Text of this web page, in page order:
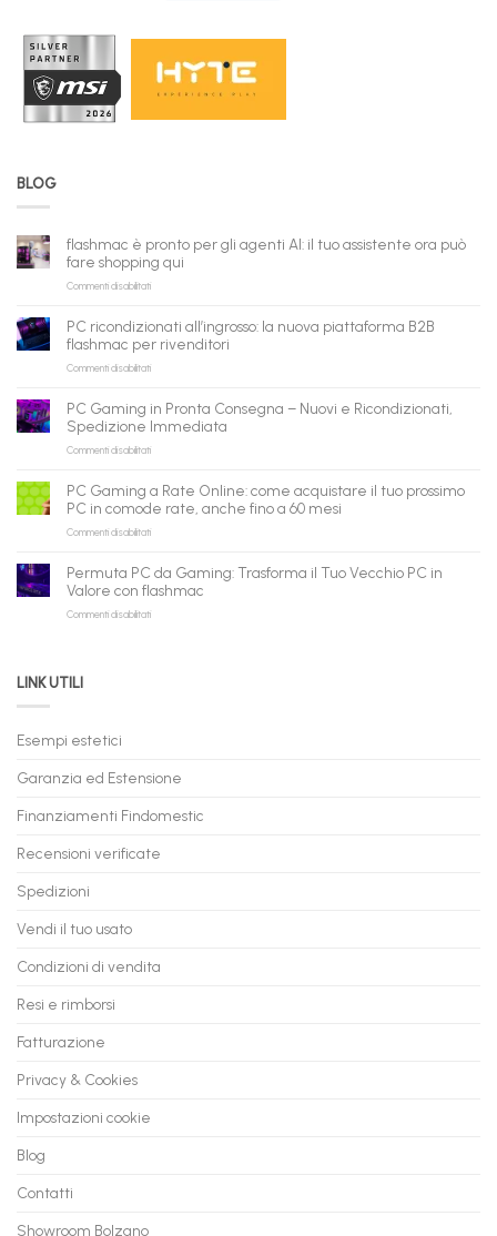
BLOG
flashmac è pronto per gli agenti AI: il tuo assistente ora può
fare shopping qui
Commenti disabilitatisu
pronto
per
gli
il
tuo
assistente
può
fare
shopping
qui
PC ricondizionati all’ingrosso: la nuova piattaforma B2B
flashmac per rivenditori
Commenti disabilitatisu
all’ingrosso:
la
nuova
B2B
flashmac
per
rivenditori
PC Gaming in Pronta Consegna – Nuovi e Ricondizionati,
Spedizione Immediata
Commenti disabilitatisu
in
Pronta
Consegna
Nuovi
Ricondizionati,
Spedizione
PC Gaming a Rate Online: come acquistare il tuo prossimo
PC in comode rate, anche fino a 60 mesi
Commenti disabilitatisu
a
Rate
Online:
anche
a
Permuta PC da Gaming: Trasforma il Tuo Vecchio PC in
Valore con flashmac
Commenti disabilitatisu
in
con
LINK UTILI
Esempi estetici
Garanzia ed Estensione
Finanziamenti Findomestic
Recensioni verificate
Spedizioni
Vendi il tuo usato
Condizioni di vendita
Resi e rimborsi
Fatturazione
Privacy & Cookies
Impostazioni cookie
Blog
Contatti
Showroom Bolzano